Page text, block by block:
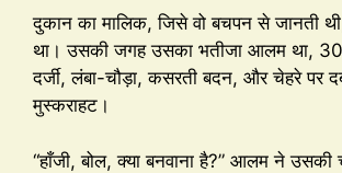
दुकान का मालिक, जिसे वो बचपन से जानती
था। उसकी जगह उसका भतीजा आलम था, 30
दर्जी, लंबा-चौड़ा, कसरती बदन, और चेहरे पर
मुस्कराहट।
“हाँजी, बोल, क्या बनवाना है?” आलम ने उसकी